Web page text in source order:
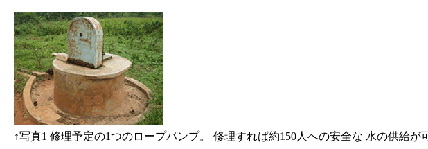
↑写真1 修理予定の1つのロープパンプ。 修理すれば約150人への安全な 水の供給が